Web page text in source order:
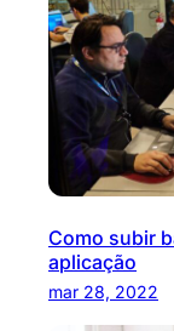
Como subir
aplicação
mar 28, 2022